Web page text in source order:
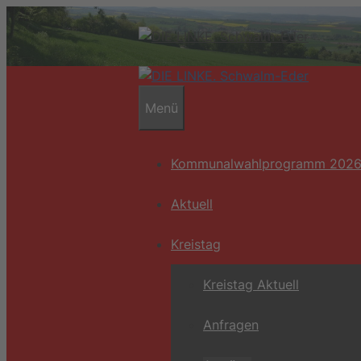
Zum
Inhalt
Menü
Kommunalwahlprogramm 2026
Aktuell
Kreistag
Kreistag Aktuell
Anfragen